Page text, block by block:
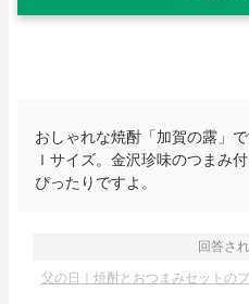
おしゃれな焼酎「加賀の露」
ｌサイズ。金沢珍味のつまみ
ぴったりですよ。
回答さ
父の日｜焼酎とおつまみセットの